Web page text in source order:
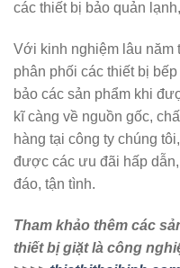
các thiết bị bảo quản
Với kinh nghiệm lâu năm
phân phối các thiết bị
bảo các sản phẩm khi
kĩ càng về nguồn gốc,
hàng tại công ty chúng
được các ưu đãi hấp
đáo, tận tình.
Tham khảo thêm các
thiết bị giặt là công